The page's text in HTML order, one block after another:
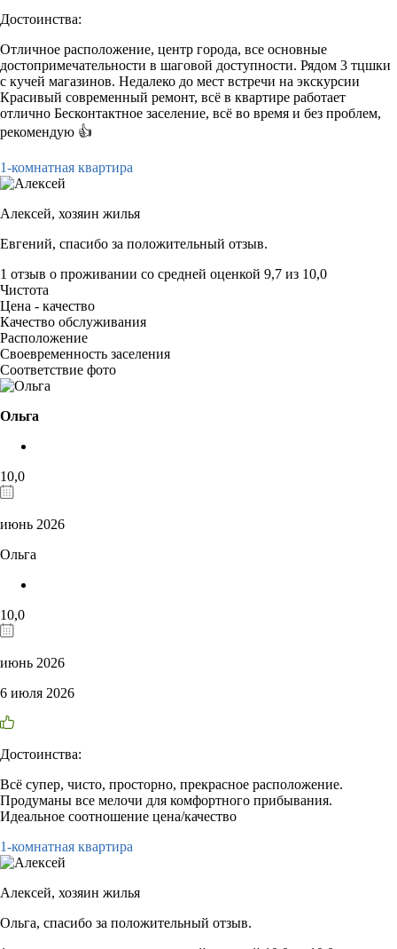
Достоинства:
Отличное расположение, центр города, все основные
достопримечательности в шаговой доступности. Рядом 3 тцшки
с кучей магазинов. Недалеко до мест встречи на экскурсии
Красивый современный ремонт, всё в квартире работает
отлично Бесконтактное заселение, всё во время и без проблем,
рекомендую 👍
1-комнатная квартира
Алексей, хозяин жилья
Евгений, спасибо за положительный отзыв.
1 отзыв о проживании со средней оценкой 9,7 из 10,0
Чистота
Цена - качество
Качество обслуживания
Расположение
Своевременность заселения
Соответствие фото
Ольга
10,0
июнь 2026
Ольга
10,0
июнь 2026
6 июля 2026
Достоинства:
Всё супер, чисто, просторно, прекрасное расположение.
Продуманы все мелочи для комфортного прибывания.
Идеальное соотношение цена/качество
1-комнатная квартира
Алексей, хозяин жилья
Ольга, спасибо за положительный отзыв.